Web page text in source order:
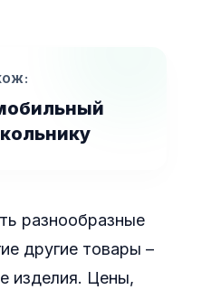
разнообразные
другие товары –
изделия. Цены,